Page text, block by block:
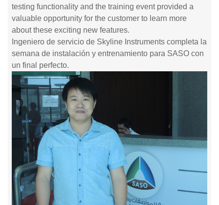
testing functionality and the training event provided a
valuable opportunity for the customer to learn more
about these exciting new features.
Ingeniero de servicio de Skyline Instruments completa la
semana de instalación y entrenamiento para SASO con
un final perfecto.